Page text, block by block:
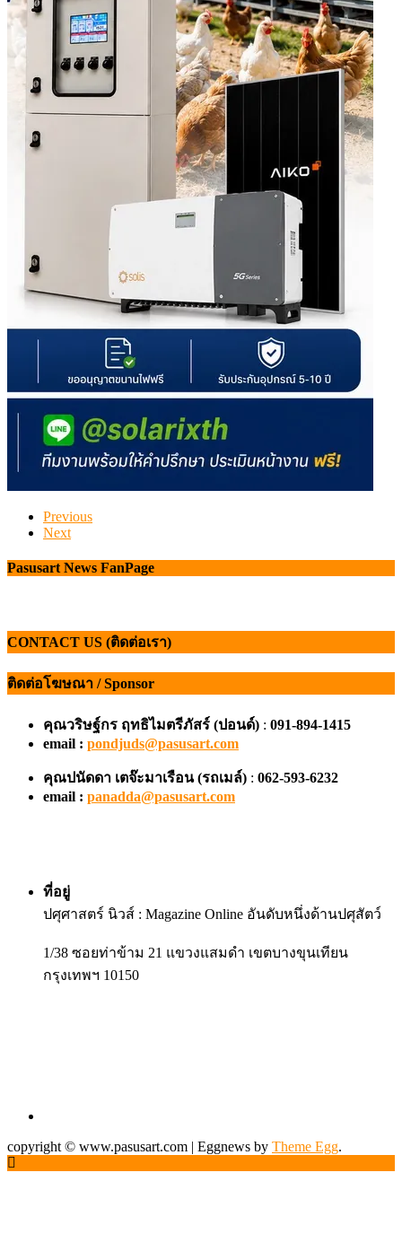
Previous
Next
Pasusart News FanPage
CONTACT US (ติดต่อเรา)
ติดต่อโฆษณา / Sponsor
คุณวริษฐ์กร ฤทธิไมตรีภัสร์ (ปอนด์) : 091-894-1415
email : pondjuds@pasusart.com
คุณปนัดดา เตจ๊ะมาเรือน (รถเมล์) : 062-593-6232
email : panadda@pasusart.com
ที่อยู่
ปศุศาสตร์ นิวส์ : Magazine Online อันดับหนึ่งด้านปศุสัตว์
1/38 ซอยท่าข้าม 21 แขวงแสมดำ เขตบางขุนเทียน
กรุงเทพฯ 10150
copyright © www.pasusart.com | Eggnews by Theme Egg.